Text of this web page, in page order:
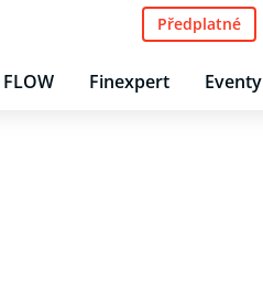
FLOW Finexpert Eventy
Předplatné